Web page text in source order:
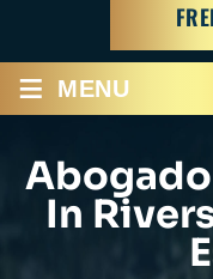
≡ MENU
In